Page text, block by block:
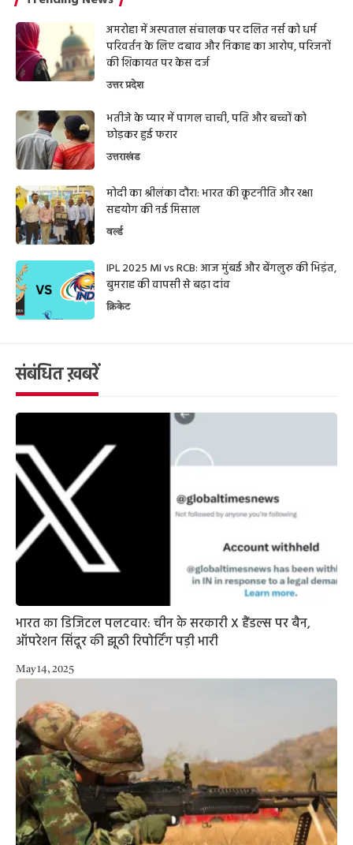
अमरोहा में अस्पताल संचालक पर दलित नर्स को धर्म
परिवर्तन के लिए दबाव और निकाह का आरोप, परिजनों
की शिकायत पर केस दर्ज
उत्तर प्रदेश
भतीजे के प्यार में पागल चाची, पति और बच्चों को
छोड़कर हुई फरार
उत्तराखंड
मोदी का श्रीलंका दौरा: भारत की कूटनीति और रक्षा
सहयोग की नई मिसाल
वर्ल्ड
IPL 2025 MI vs RCB: आज मुंबई और बेंगलुरु की भिड़ंत,
बुमराह की वापसी से बढ़ा दांव
क्रिकेट
संबंधित ख़बरें
भारत का डिजिटल पलटवार: चीन के सरकारी X हैंडल्स पर बैन,
ऑपरेशन सिंदूर की झूठी रिपोर्टिंग पड़ी भारी
May 14, 2025